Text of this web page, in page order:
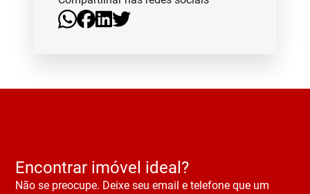
Encontrar imóvel ideal?
Não se preocupe. Deixe seu email e telefone que um